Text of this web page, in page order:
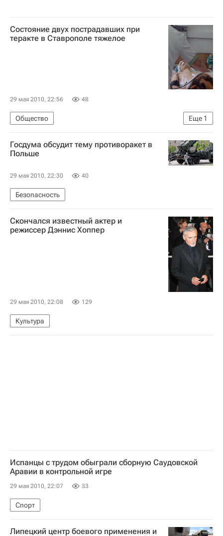
Состояние двух пострадавших при
теракте в Ставрополе тяжелое
29 мая 2010, 22:56 48
Еще 1
Общество
Состояние пострадавших при взрыве в Ставрополе
Госдума обсудит тему противоракет в
Польше
29 мая 2010, 22:30 40
Безопасность
Скончался известный актер и
режиссер Дэннис Хоппер
29 мая 2010, 22:08 129
Культура
Испанцы с трудом обыграли сборную Саудовской
Аравии в контрольной игре
29 мая 2010, 22:07 33
Спорт
Липецкий центр боевого применения и